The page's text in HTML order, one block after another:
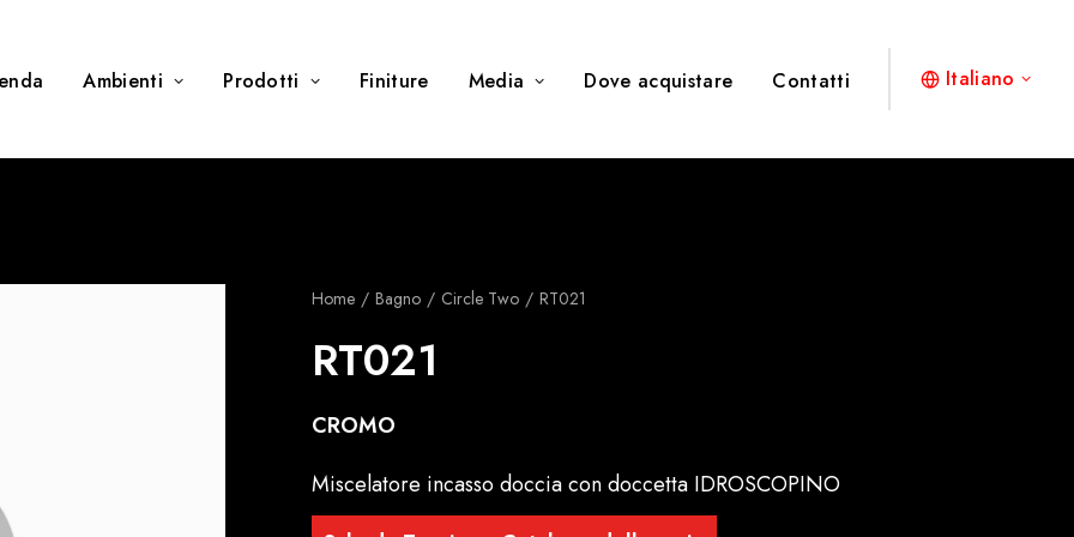
Ambienti Prodotti Finiture Media Dove acquistare Contatti Italiano
Home Bagno Circle Two RT021
RT021
CROMO
Miscelatore incasso doccia con doccetta IDROSCOPINO